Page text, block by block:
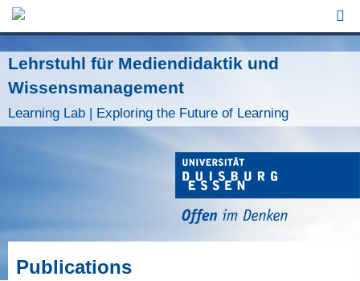
Lehrstuhl für Mediendidaktik und
Wissensmanagement
Learning Lab | Exploring the Future of Learning
Publications